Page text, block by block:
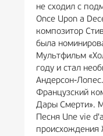
не сходил с
Once Upon a
композитор
была
Мультфильм
году и стал
Андерсон-
Французский
Дары Смерти».
Песня Une vie
происхождения